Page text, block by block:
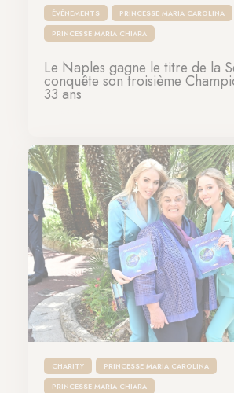
ÉVÉNEMENTS
PRINCESSE MARIA CAROLINA
PRINCESSE MARIA CHIARA
Le Naples gagne le titre de la
conquête son troisième
33 ans
CHARITY
PRINCESSE MARIA CAROLINA
PRINCESSE MARIA CHIARA